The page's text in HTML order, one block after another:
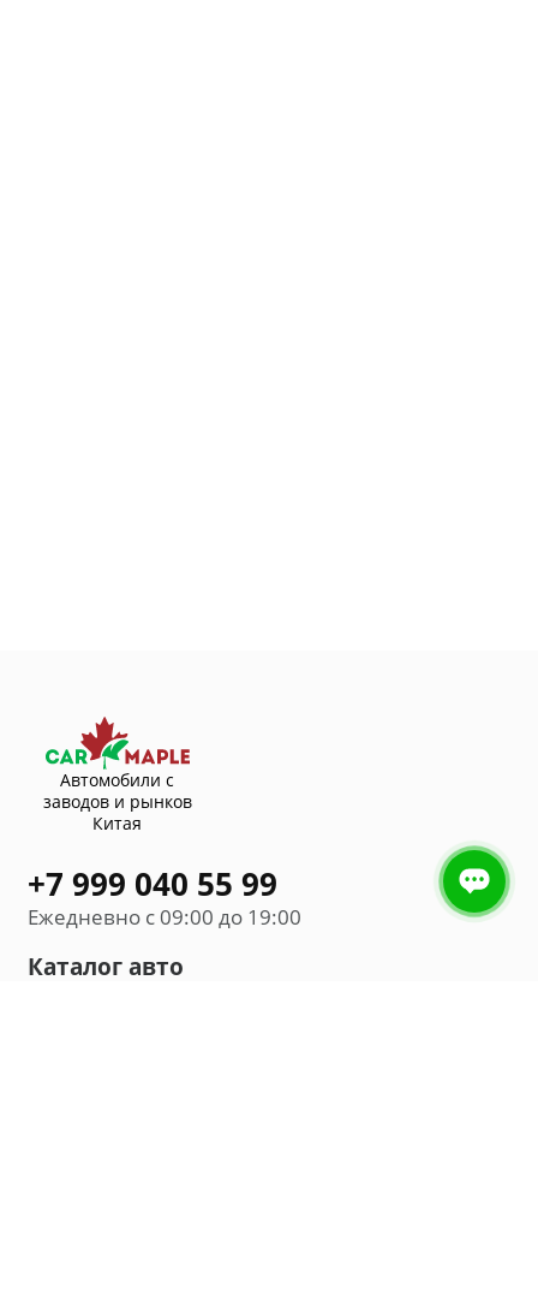
Автомобили с
заводов и рынков
Китая
+7 999 040 55 99
Ежедневно с 09:00 до 19:00
Каталог авто